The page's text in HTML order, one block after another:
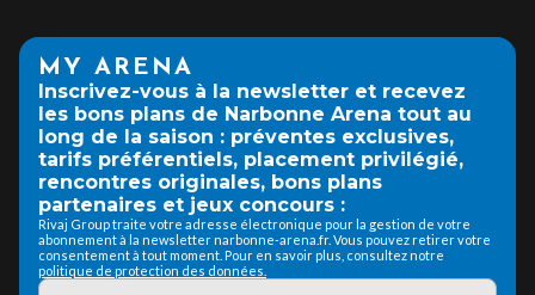
MY ARENA
Inscrivez-vous à la newsletter et recevez
les bons plans de Narbonne Arena tout au
long de la saison : préventes exclusives,
tarifs préférentiels, placement privilégié,
rencontres originales, bons plans
partenaires et jeux concours :
Rivaj Group traite votre adresse électronique pour la gestion de votre
abonnement à la newsletter narbonne-arena.fr. Vous pouvez retirer votre
consentement à tout moment. Pour en savoir plus, consultez notre
politique de protection des données.